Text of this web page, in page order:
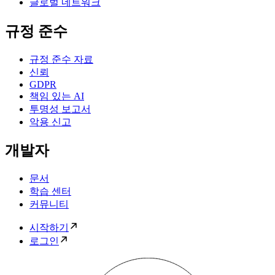
규정 준수
규정 준수 자료
신뢰
GDPR
책임 있는 AI
투명성 보고서
악용 신고
개발자
문서
학습 센터
커뮤니티
시작하기
로그인